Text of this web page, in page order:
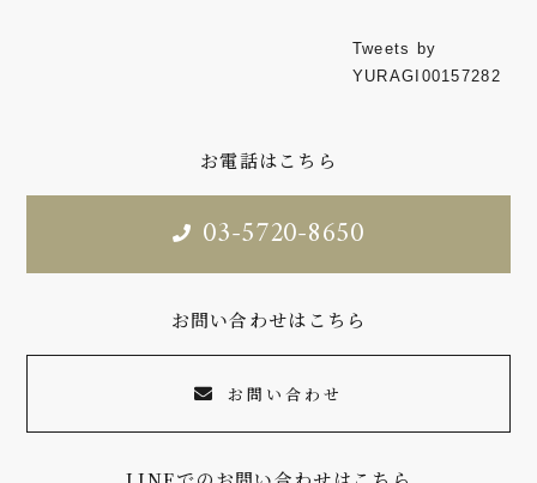
Tweets by
YURAGI00157282
お電話はこちら
03-5720-8650
お問い合わせはこちら
お問い合わせ